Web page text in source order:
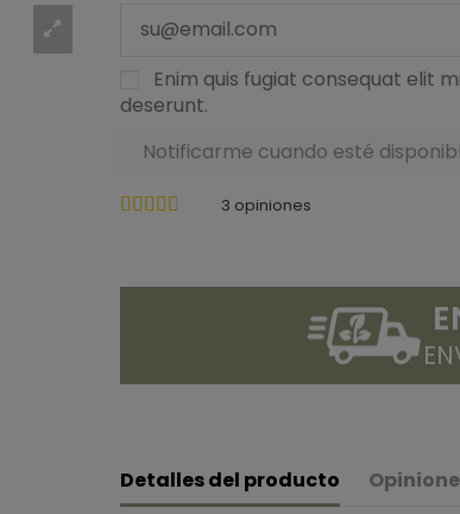
Enim quis fugiat consequat elit
deserunt.
3 opiniones
Detalles del producto